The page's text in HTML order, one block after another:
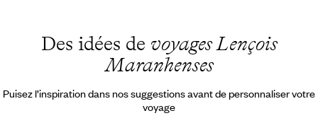
Des idées de voyages Lençois
Maranhenses
Puisez l’inspiration dans nos suggestions avant de personnaliser votre
voyage